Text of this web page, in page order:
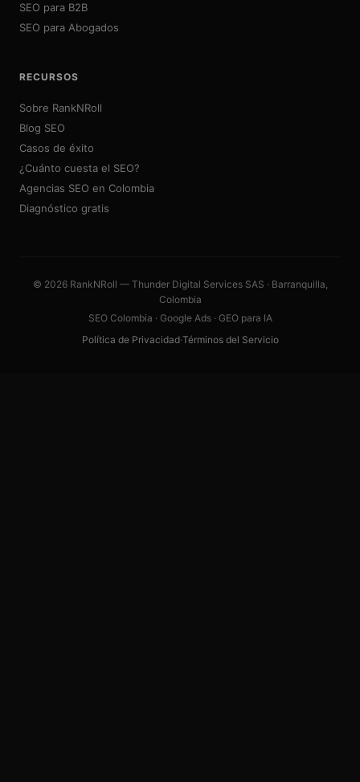
SEO para B2B
SEO para Abogados
RECURSOS
Sobre RankNRoll
Blog SEO
Casos de éxito
¿Cuánto cuesta el SEO?
Agencias SEO en Colombia
Diagnóstico gratis
© 2026 RankNRoll — Thunder Digital Services SAS · Barranquilla,
Colombia
SEO Colombia · Google Ads · GEO para IA
Política de Privacidad·Términos del Servicio